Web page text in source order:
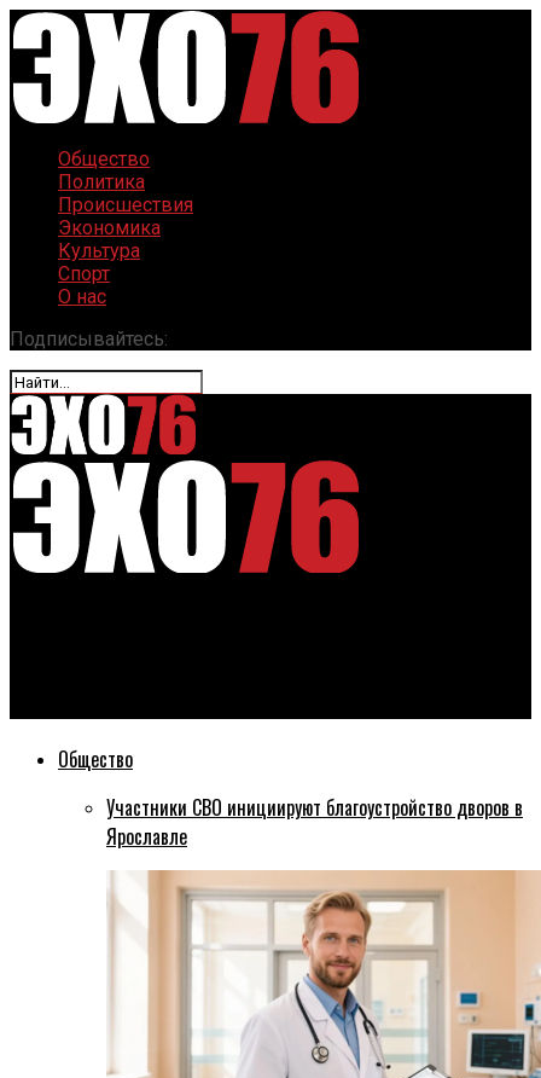
Общество
Политика
Происшествия
Экономика
Культура
Спорт
О нас
Подписывайтесь:
Общество
Участники СВО инициируют благоустройство дворов в
Ярославле